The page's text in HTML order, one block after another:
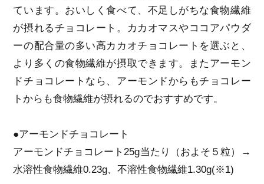
ています。おいしく食べて、不足しがちな食物繊維
が摂れるチョコレート。カカオマスやココアパウダ
ーの配合量の多い高カカオチョコレートを選ぶと、
より多くの食物繊維が摂取できます。またアーモン
ドチョコレートなら、アーモンドからもチョコレー
トからも食物繊維が摂れるのでおすすめです。
●アーモンドチョコレート
アーモンドチョコレート25g当たり（およそ５粒）→
水溶性食物繊維0.23g、不溶性食物繊維1.30g(※1)